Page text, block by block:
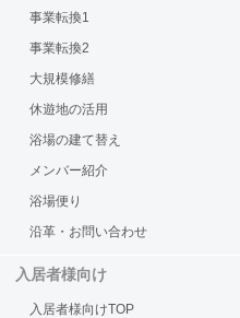
事業転換1
事業転換2
大規模修繕
休遊地の活用
浴場の建て替え
メンバー紹介
浴場便り
沿革・お問い合わせ
入居者様向け
入居者様向けTOP